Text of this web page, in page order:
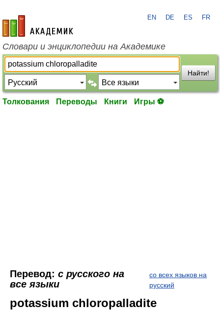
academic.ru
EN DE ES FR
Словари и энциклопедии на Академике
Найти!
Толкования Переводы Книги Игры ⚽
Перевод: с русского на
все языки
со всех языков на
русский
potassium chloropalladite